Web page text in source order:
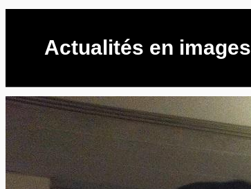
Actualités en images